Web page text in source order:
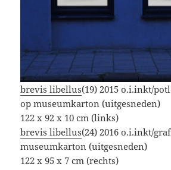
brevis libellus(19) 2015 o.i.inkt/
op museumkarton (uitgesneden)
122 x 92 x 10 cm (links)
brevis libellus(24) 2016 o.i.inkt/
museumkarton (uitgesneden)
122 x 95 x 7 cm (rechts)